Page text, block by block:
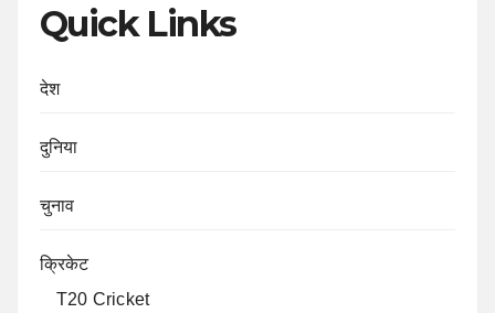
Quick Links
देश
दुनिया
चुनाव
क्रिकेट
T20 Cricket